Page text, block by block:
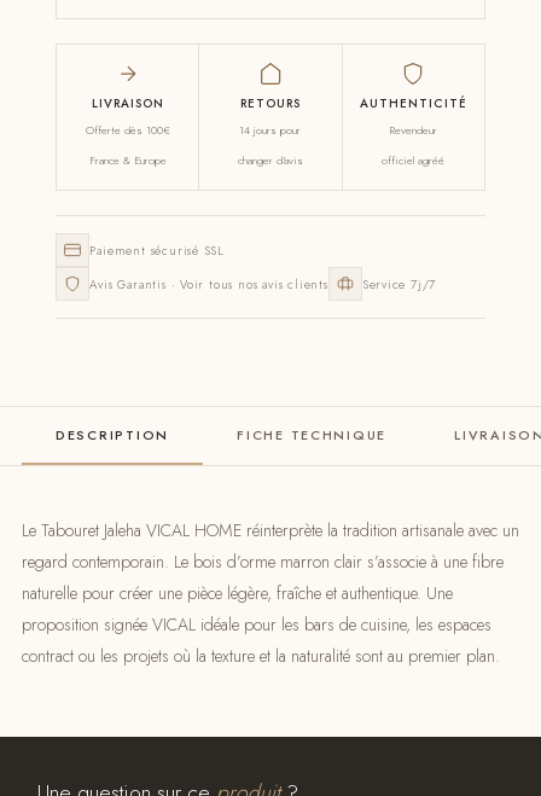
LIVRAISON
Offerte dès 100€
France & Europe
RETOURS
14 jours pour
changer d'avis
AUTHENTICITÉ
Revendeur
officiel agréé
Paiement sécurisé SSL
Avis Garantis · Voir tous nos avis clients
Service 7j/7
DESCRIPTION FICHE TECHNIQUE
Le Tabouret Jaleha VICAL HOME réinterprète la tradition artisanale avec un
regard contemporain. Le bois d’orme marron clair s’associe à une fibre
naturelle pour créer une pièce légère, fraîche et authentique. Une
proposition signée VICAL idéale pour les bars de cuisine, les espaces
contract ou les projets où la texture et la naturalité sont au premier plan.